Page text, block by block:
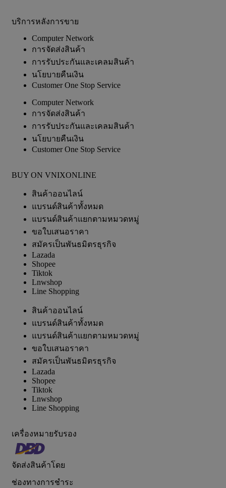
บริการหลังการขาย
Computer Network
การจัดส่งสินค้า
การรับประกันและเคลมสินค้า
นโยบายคืนเงิน
Customer One Stop Service
Computer Network
การจัดส่งสินค้า
การรับประกันและเคลมสินค้า
นโยบายคืนเงิน
Customer One Stop Service
BUY ON VNIXONLINE
สินค้าออนไลน์
แบรนด์สินค้าทั้งหมด
แบรนด์สินค้าแยกตามหมวดหมู่
ขอใบเสนอราคา
สมัครเป็นพันธมิตรธุรกิจ
Lazada
Shopee
Tiktok
Lnwshop
Line Shopping
สินค้าออนไลน์
แบรนด์สินค้าทั้งหมด
แบรนด์สินค้าแยกตามหมวดหมู่
ขอใบเสนอราคา
สมัครเป็นพันธมิตรธุรกิจ
Lazada
Shopee
Tiktok
Lnwshop
Line Shopping
เครื่องหมายรับรอง
จัดส่งสินค้าโดย
ช่องทางการชำระ